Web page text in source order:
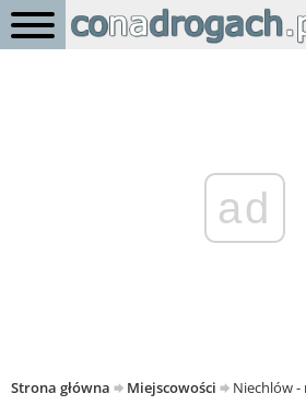
ad
Strona główna Miejscowości Niechlów